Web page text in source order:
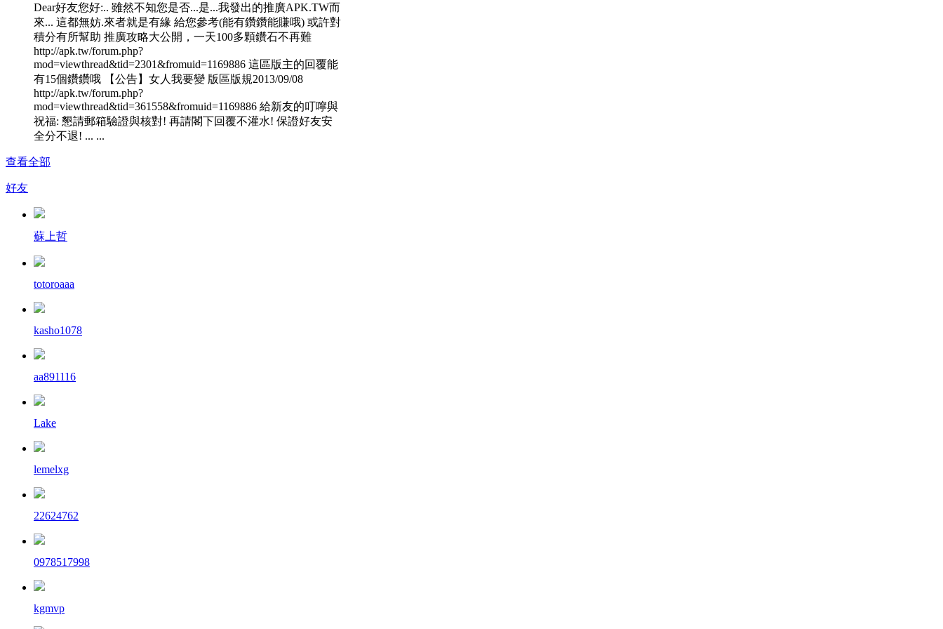
Dear好友您好:.. 雖然不知您是否...是...我發出的推廣APK.TW而
來... 這都無妨.來者就是有緣 給您參考(能有鑽鑽能賺哦) 或許對
積分有所幫助 推廣攻略大公開，一天100多顆鑽石不再難
http://apk.tw/forum.php?
mod=viewthread&tid=2301&fromuid=1169886 這區版主的回覆能
有15個鑽鑽哦 【公告】女人我要變 版區版規2013/09/08
http://apk.tw/forum.php?
mod=viewthread&tid=361558&fromuid=1169886 給新友的叮嚀與
祝福: 懇請郵箱驗證與核對! 再請閣下回覆不灌水! 保證好友安
全分不退! ... ...
查看全部
好友
蘇上哲
totoroaaa
kasho1078
aa891116
Lake
lemelxg
22624762
0978517998
kgmvp